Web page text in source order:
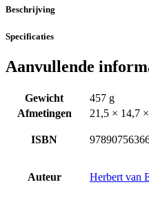
Beschrijving
Specificaties
Aanvullende
Gewicht
457 g
Afmetingen
21,5 × 14,7
ISBN
Auteur Herbert van